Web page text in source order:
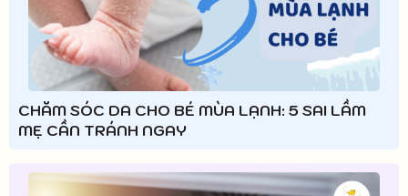
CHĂM SÓC DA CHO BÉ MÙA LẠNH: 5 SAI LẦM
MẸ CẦN TRÁNH NGAY